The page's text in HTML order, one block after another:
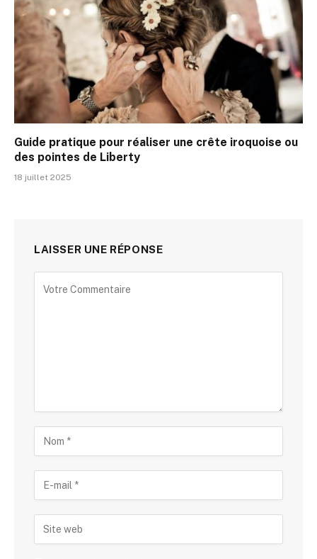
Guide pratique pour réaliser une crête iroquoise ou
des pointes de Liberty
18 juillet 2025
LAISSER UNE RÉPONSE